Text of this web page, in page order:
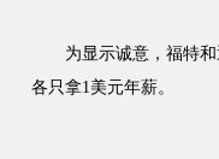
为显示诚意，福特和
各只拿1美元年薪。